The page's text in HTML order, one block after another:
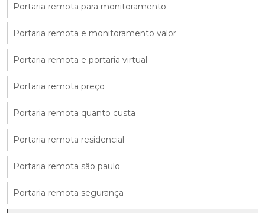
Portaria remota para monitoramento
Portaria remota e monitoramento valor
Portaria remota e portaria virtual
Portaria remota preço
Portaria remota quanto custa
Portaria remota residencial
Portaria remota são paulo
Portaria remota segurança